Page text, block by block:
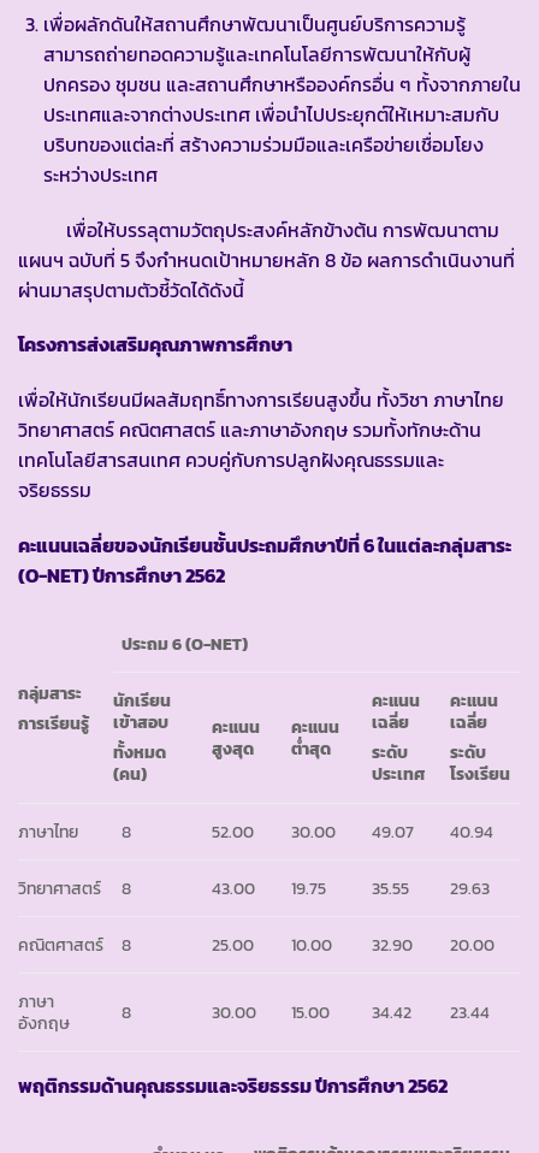
เพื่อผลักดันให้สถานศึกษาพัฒนาเป็นศูนย์บริการความรู้
สามารถถ่ายทอดความรู้และเทคโนโลยีการพัฒนาให้กับผู้
ปกครอง ชุมชน และสถานศึกษาหรือองค์กรอื่น ๆ ทั้งจากภายใน
ประเทศและจากต่างประเทศ เพื่อนำไปประยุกต์ให้เหมาะสมกับ
บริบทของแต่ละที่ สร้างความร่วมมือและเครือข่ายเชื่อมโยง
ระหว่างประเทศ
เพื่อให้บรรลุตามวัตถุประสงค์หลักข้างต้น การพัฒนาตาม
แผนฯ ฉบับที่ 5 จึงกำหนดเป้าหมายหลัก 8 ข้อ ผลการดำเนินงานที่
ผ่านมาสรุปตามตัวชี้วัดได้ดังนี้
โครงการส่งเสริมคุณภาพการศึกษา
เพื่อให้นักเรียนมีผลสัมฤทธิ์ทางการเรียนสูงขึ้น ทั้งวิชา ภาษาไทย
วิทยาศาสตร์ คณิตศาสตร์ และภาษาอังกฤษ รวมทั้งทักษะด้าน
เทคโนโลยีสารสนเทศ ควบคู่กับการปลูกฝังคุณธรรมและ
จริยธรรม
คะแนนเฉลี่ยของนักเรียนชั้นประถมศึกษาปีที่ 6 ในแต่ละกลุ่มสาระ
(O-NET) ปีการศึกษา 2562
กลุ่มสาระ
การเรียนรู้
ประถม 6 (O-NET)
นักเรียน
เข้าสอบ
ทั้งหมด
(คน)
คะแนน
สูงสุด
คะแนน
ต่ำสุด
คะแนน
เฉลี่ย
ระดับ
ประเทศ
คะแนน
เฉลี่ย
ระดับ
โรงเรียน
ภาษาไทย 8 52.00 30.00 49.07 40.94
วิทยาศาสตร์ 8 43.00 19.75 35.55 29.63
คณิตศาสตร์ 8 25.00 10.00 32.90 20.00
ภาษา
อังกฤษ
8 30.00 15.00 34.42 23.44
พฤติกรรมด้านคุณธรรมและจริยธรรม ปีการศึกษา 2562